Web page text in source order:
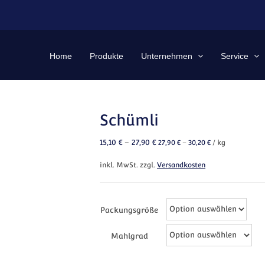
Home Produkte Unternehmen Service
Schümli
15,10 €– 27,90 € 27,90 € – 30,20 € / kg
inkl. MwSt. zzgl. Versandkosten
Packungsgröße
Mahlgrad